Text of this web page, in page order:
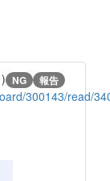
NG 報告
300143/read/